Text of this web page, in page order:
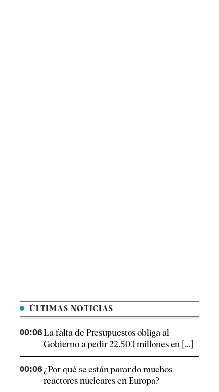
ÚLTIMAS NOTICIAS
00:06 La falta de Presupuestos obliga al
Gobierno a pedir 22.500 millones en [...]
00:06 ¿Por qué se están parando muchos
reactores nucleares en Europa?